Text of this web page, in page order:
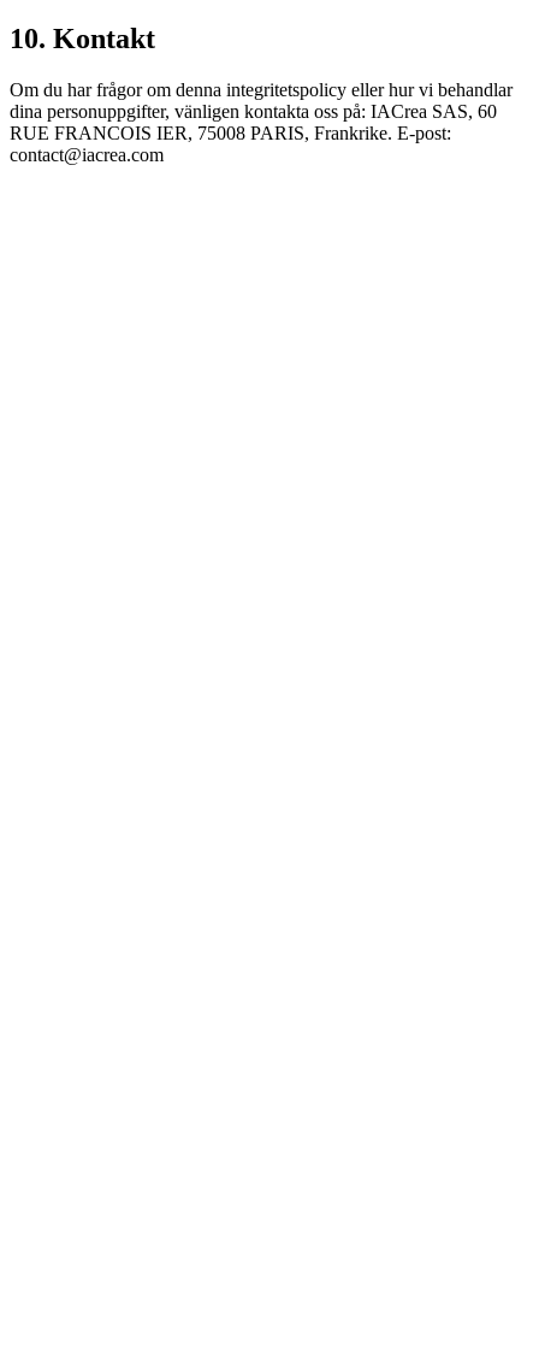
10. Kontakt
Om du har frågor om denna integritetspolicy eller hur vi behandlar
dina personuppgifter, vänligen kontakta oss på: IACrea SAS, 60
RUE FRANCOIS IER, 75008 PARIS, Frankrike. E-post:
contact@iacrea.com